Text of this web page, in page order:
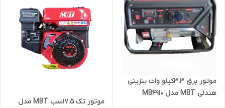
موتور برق 3.3کیلو وات بنزینی
هندلی MBT مدل MB4910
موتور تک 7.5اسب MBT مدل